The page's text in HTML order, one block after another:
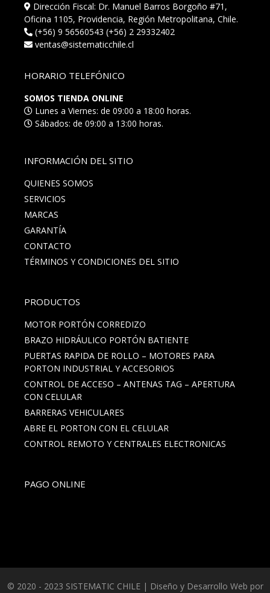
Dirección Fiscal: Dr. Manuel Barros Borgoño #71,
Oficina 1105, Providencia, Región Metropolitana, Chile.
(+56) 9 56560543 (+56) 2 29332402
ventas@sistematicchile.cl
HORARIO TELEFÓNICO
SOMOS TIENDA ONLINE
Lunes a Viernes: de 09:00 a 18:00 horas.
Sábados: de 09:00 a 13:00 horas.
INFORMACIÓN DEL SITIO
QUIENES SOMOS
SERVICIOS
MARCAS
GARANTÍA
CONTACTO
TÉRMINOS Y CONDICIONES DEL SITIO
PRODUCTOS
MOTOR PORTÓN CORREDIZO
BRAZO HIDRÁULICO PORTÓN BATIENTE
PUERTAS RAPIDA DE ROLLO – MOTORES PARA
PORTON INDUSTRIAL Y ACCESORIOS
CONTROL DE ACCESO – ANTENAS TAG – APERTURA
CON CELULAR
BARRERAS VEHICULARES
ABRE EL PORTON CON EL CELULAR
CONTROL REMOTO Y CENTRALES ELECTRONICAS
PAGO ONLINE
© 2020 - 2023 SISTEMATIC CHILE | Diseño y Desarrollo Web por